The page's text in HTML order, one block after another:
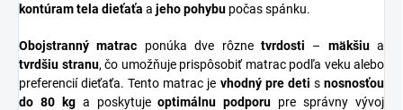
kontúram tela dieťaťa a jeho pohybu počas spánku.
Obojstranný matrac ponúka dve rôzne tvrdosti – mäkšiua
tvrdšiu stranu, čo umožňuje prispôsobiť matrac podľa veku alebo
preferencií dieťaťa. Tento matrac je vhodný pre deti snosnosťou
do 80 kga poskytujeoptimálnu podporu pre správny vývoj